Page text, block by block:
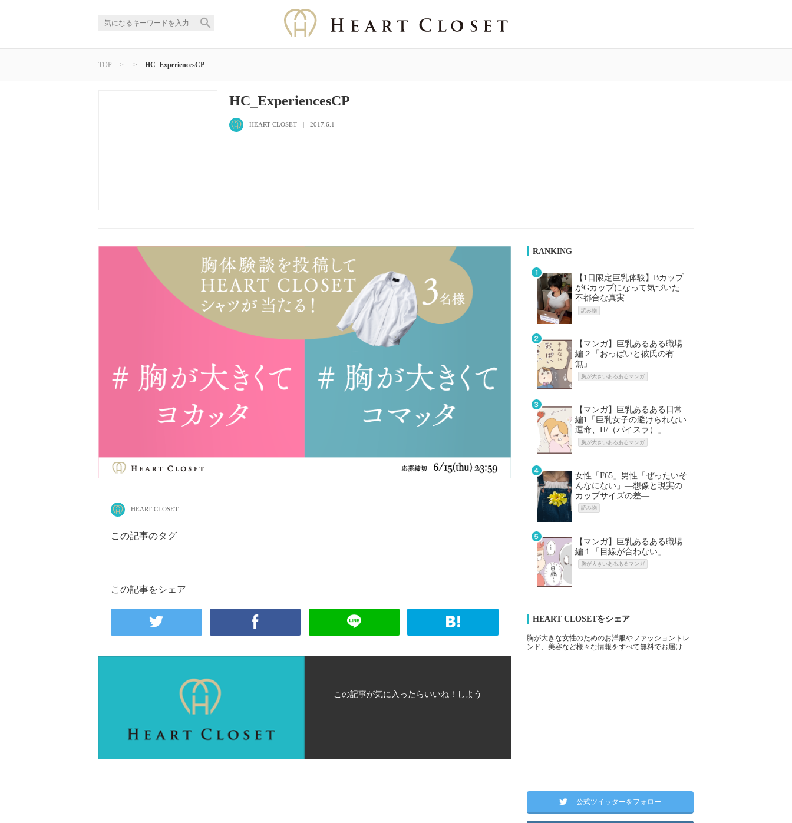
TOP > > HC_ExperiencesCP
HC_ExperiencesCP
HEART CLOSET 2017.6.1
HEART CLOSET
この記事のタグ
この記事をシェア
この記事が気に入ったらいいね！しよう
RANKING
【1日限定巨乳体験】Bカップ
がGカップになって気づいた
不都合な真実…
読み物
【マンガ】巨乳あるある職場
編２「おっぱいと彼氏の有
無」…
胸が大きいあるあるマンガ
【マンガ】巨乳あるある日常
編1「巨乳女子の避けられない
運命、Π/（パイスラ）」…
胸が大きいあるあるマンガ
女性「F65」男性「ぜったいそ
んなにない」―想像と現実の
カップサイズの差―…
読み物
【マンガ】巨乳あるある職場
編１「目線が合わない」…
胸が大きいあるあるマンガ
HEART CLOSETをシェア
胸が大きな女性のためのお洋服やファッショントレ
ンド、美容など様々な情報をすべて無料でお届け
公式ツイッターをフォロー